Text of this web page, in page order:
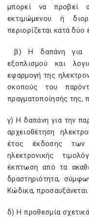
μπορεί να προβεί
εκτιμώμενου ή
περιορίζεται κατά δύο
β) Η δαπάνη για
εξοπλισμού και
εφαρμογή της
σκοπούς του
πραγματοποίησής της,
γ) Η δαπάνη για την
αρχειοθέτηση
έτος έκδοσης των
ηλεκτρονικής
έκπτωση από τα
δραστηριότητα,
Κώδικα,
δ) Η προθεσμία